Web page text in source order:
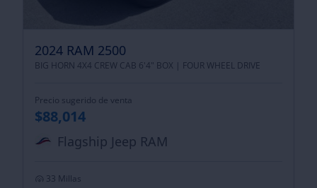
2024 RAM 2500
BIG HORN 4X4 CREW CAB 6'4" BOX | FOUR WHEEL DRIVE
Precio sugerido de venta
$88,014
Flagship Jeep RAM
33 Millas